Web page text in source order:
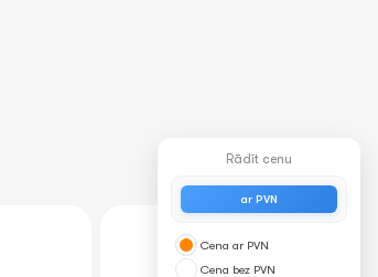
Rādīt cenu
ar PVN
Cena ar PVN
Cena bez PVN